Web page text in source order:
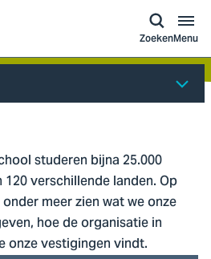
ZoekenMenu
studeren bijna 25.000
verschillende landen. Op
meer zien wat we onze
hoe de organisatie in
onze vestigingen vindt.